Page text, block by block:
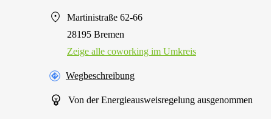
Martinistraße 62-66
28195 Bremen
Zeige alle сoworking im Umkreis
Wegbeschreibung
Von der Energieausweisregelung ausgenommen